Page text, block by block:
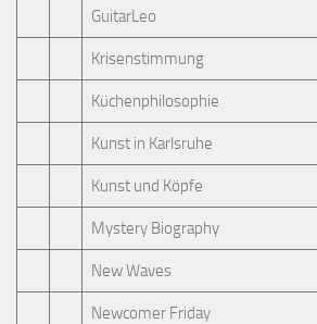
GuitarLeo
Krisenstimmung
Küchenphilosophie
Kunst in Karlsruhe
Kunst und Köpfe
Mystery Biography
New Waves
Newcomer Friday